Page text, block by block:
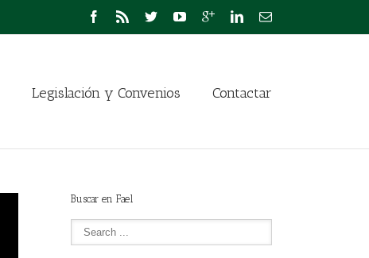
Legislación y Convenios Contactar
Buscar en Fael